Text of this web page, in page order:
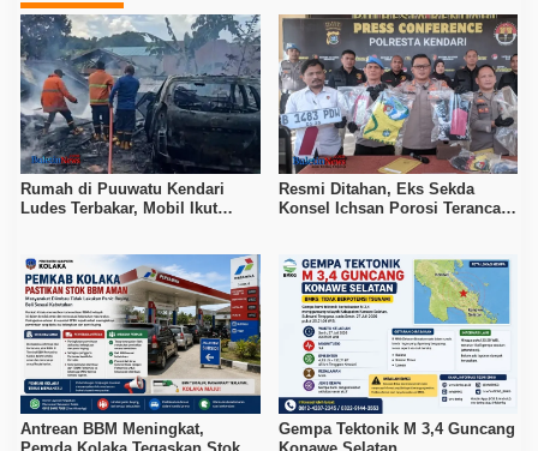
Rumah di Puuwatu Kendari
Ludes Terbakar, Mobil Ikut
Resmi Ditahan, Eks Sekda
Konsel Ichsan Porosi Terancam
Antrean BBM Meningkat,
Gempa Tektonik M 3,4 Guncang